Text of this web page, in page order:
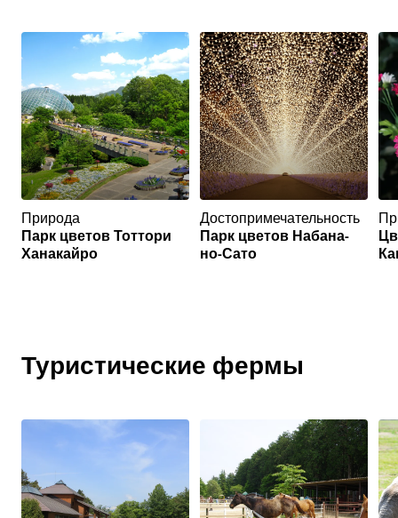
Природа
Парк цветов Тоттори
Ханакайро
Достопримечательность
Парк цветов Набана-
но-Сато
Туристические фермы